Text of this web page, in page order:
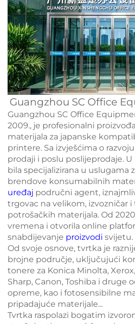
Guangzhou SC Office
Guangzhou SC Office
2009., je profesionalni
materijala za japanske
printere. Sa izvješćima o
prodaji i poslu poslijeprodaje.
bila specijalizirana u uslugama
brendove konsumabilnih
uređaj područni agent,
trgovac na velikom, izvozničar
potrošačkih materijala. Od
vremena i otvorila online
snabdijevanje proizvodi svijetu.
Od svoje osnove, tvrtka je
brojne područje, uključujući
tonere za Konica Minolta,
Sharp, Canon, Toshiba i druge
opreme, kao i fotosensibilne
pripadajuće materijale...
Tvrtka raspolazi bogatim